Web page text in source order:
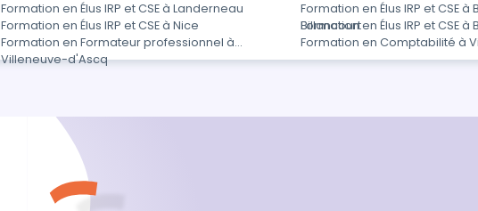
Formation en Élus IRP et CSE à Landerneau
Formation en Élus IRP et CSE
Billancourt
Formation en Élus IRP et CSE à Nice Formation en Élus IRP et CSE à
Formation en Formateur professionnel à
Villeneuve-d'Ascq
Formation en Comptabilité à